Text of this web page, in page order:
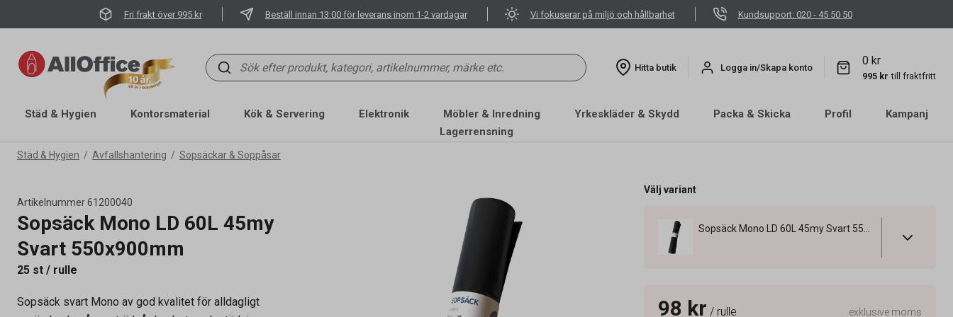
Fri frakt över 995 kr Beställ innan 13:00 för leverans inom 1-2 vardagar Vi fokuserar på miljö och hållbarhet Kundsupport: 020 - 45 50 50
Hitta butik Logga in/Skapa konto
0 kr
995 kr till fraktfritt
Städ & Hygien Kontorsmaterial Kök & Servering Elektronik Möbler & Inredning Yrkeskläder & Skydd Packa & Skicka Profil
Kampanj
Lagerrensning
Städ & Hygien Avfallshantering Sopsäckar & Soppåsar
Artikelnummer61200040
Sopsäck Mono LD 60L 45my
Svart 550x900mm
25 st / rulle
Sopsäck svart Mono av god kvalitet för alldagligt
Välj variant
98 kr / rulle exklusive moms